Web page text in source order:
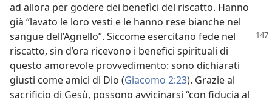
ad allora per godere dei benefìci del riscatto. Hanno
già “lavato le loro vesti e le hanno rese bianche nel
sangue dell’Agnello”. Siccome esercitano fede nel
riscatto, sin d’ora ricevono i benefìci spirituali di
questo amorevole provvedimento: sono dichiarati
giusti come amici di Dio (Giacomo 2:23). Grazie al
sacrificio di Gesù, possono avvicinarsi “con fiducia al